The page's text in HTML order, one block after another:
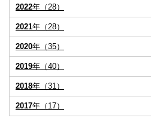
2022年（28）
2021年（28）
2020年（35）
2019年（40）
2018年（31）
2017年（17）